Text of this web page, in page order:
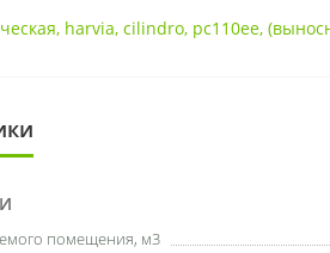
, harvia, cilindro, pc110ee,
помещения, м3